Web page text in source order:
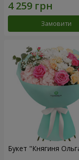
Замовити
Букет "Княгиня